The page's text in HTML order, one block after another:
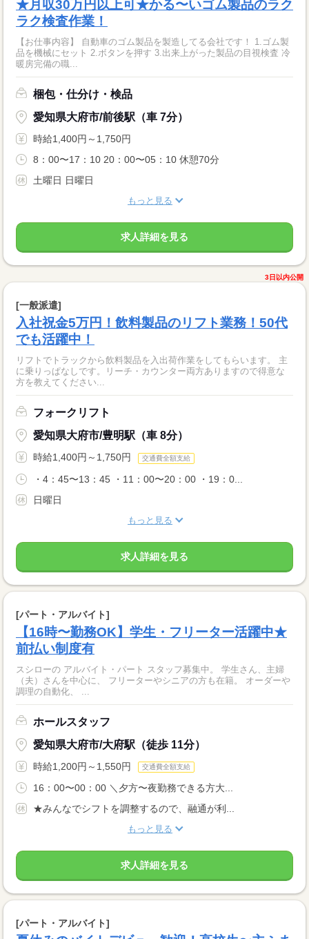
★月収30万円以上可★かる〜いゴム製品のラク
ラク検査作業！
【お仕事内容】 自動車のゴム製品を製造してる会社です！ 1.ゴム製
品を機械にセット 2.ボタンを押す 3.出来上がった製品の目視検査 冷
暖房完備の職...
梱包・仕分け・検品
愛知県大府市/前後駅（車 7分）
時給1,400円～1,750円
8：00〜17：10 20：00〜05：10 休憩70分
土曜日 日曜日
もっと見る
求人詳細を見る
3日以内公開
[一般派遣]
入社祝金5万円！飲料製品のリフト業務！50代
でも活躍中！
リフトでトラックから飲料製品を入出荷作業をしてもらいます。 主
に乗りっぱなしです。リーチ・カウンター両方ありますので得意な
方を教えてください...
フォークリフト
愛知県大府市/豊明駅（車 8分）
時給1,400円～1,750円 交通費全額支給
・4：45〜13：45 ・11：00〜20：00 ・19：0...
日曜日
もっと見る
求人詳細を見る
[パート・アルバイト]
【16時〜勤務OK】学生・フリーター活躍中★
前払い制度有
スシローの アルバイト・パート スタッフ募集中。 学生さん、主婦
（夫）さんを中心に、 フリーターやシニアの方も在籍。 オーダーや
調理の自動化、 ...
ホールスタッフ
愛知県大府市/大府駅（徒歩 11分）
時給1,200円～1,550円 交通費全額支給
16：00〜00：00 ＼夕方〜夜勤務できる方大...
★みんなでシフトを調整するので、融通が利...
もっと見る
求人詳細を見る
[パート・アルバイト]